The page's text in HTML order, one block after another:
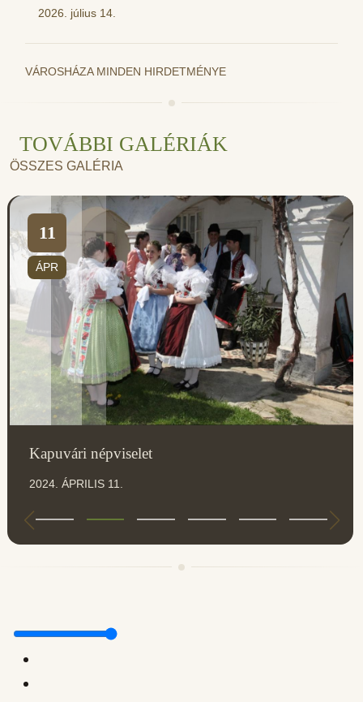
2026. július 14.
VÁROSHÁZA MINDEN HIRDETMÉNYE
TOVÁBBI GALÉRIÁK
ÖSSZES GALÉRIA
11
ÁPR
Kapuvári népviselet
2024. ÁPRILIS 11.